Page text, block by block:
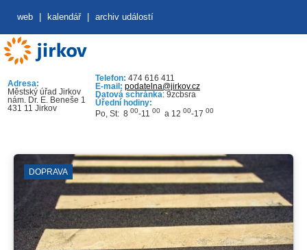
web kalendář archiv událostí
Adresa:
Městský úřad Jirkov
nám. Dr. E. Beneše 1
431 11 Jirkov
Telefon: 474 616 411
E-mail: podatelna@jirkov.cz
Datová schránka: 9zcbsra
Úřední hodiny:
Po, St: 8 00-11 00 a 12 00-17 00
DOPRAVA